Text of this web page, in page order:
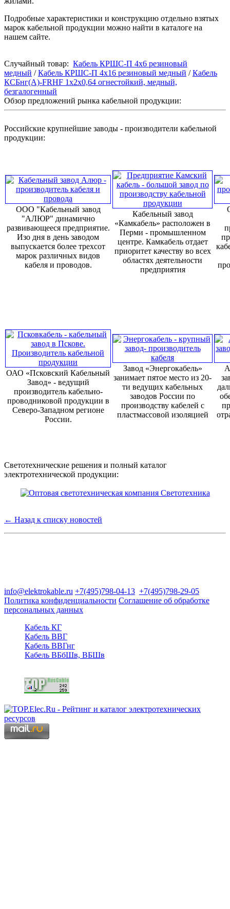
Подробные характеристики и конструкцию отдельно взятых
марок кабельной продукции можно найти в каталоге на
нашем сайте.
Случайный товар: Кабель КРШС-П 4x6 резиновый
медный /Кабель КРШС-П 4x16 резиновый медный /Кабель
КСБнг(А)-FRHF 1х2х0,64 огнестойкий, медный,
безгалогенный
Обзор предложений рынка кабельной продукции:
Российские крупнейшие заводы - производители кабельной
продукции:
ООО "Кабельный завод
"АЛЮР" динамично
развивающееся предприятие.
Изо дня в день заводом
выпускается более трехсот
марок различных видов
кабеля и проводов.
Кабельный завод
«Камкабель» расположен в
Перми - промышленном
центре. Камкабель отдает
приоритет качеству во всех
областях деятельности
предприятия
ОАО «Псковский Кабельный
Завод» - ведущий
производитель кабельно-
проводниковой продукции в
Северо-Западном регионе
России.
Завод «Энергокабель»
занимает пятое место из 20-
ти ведущих кабельных
заводов России по
производству кабелей с
пластмассовой изоляцией
Светотехнические решения и полный каталог
электротехнической продукции:
← Назад к списку новостей
info@elektrokable.ru +7(495)798-04-13 +7(495)798-29-05
Политика конфиденциальности Соглашение об обработке
персональных данных
Кабель КГ
Кабель ВВГ
Кабель ВВГнг
Кабель ВБбШв, ВБШв